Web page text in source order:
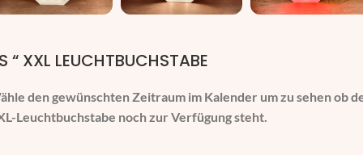
“ XXL LEUCHTBUCHSTABE
den gewünschten Zeitraum im Kalender um zu sehen ob
Leuchtbuchstabe noch zur Verfügung steht.